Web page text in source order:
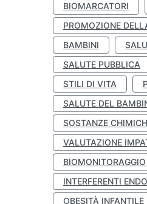
BIOMARCATORI
PROMOZIONE
BAMBINI
SALUTE PUBBLICA
STILI DI VITA
SALUTE DEL
SOSTANZE
VALUTAZIONE
BIOMONITORAGGIO
INTERFERENTI
OBESITÀ INFANTILE